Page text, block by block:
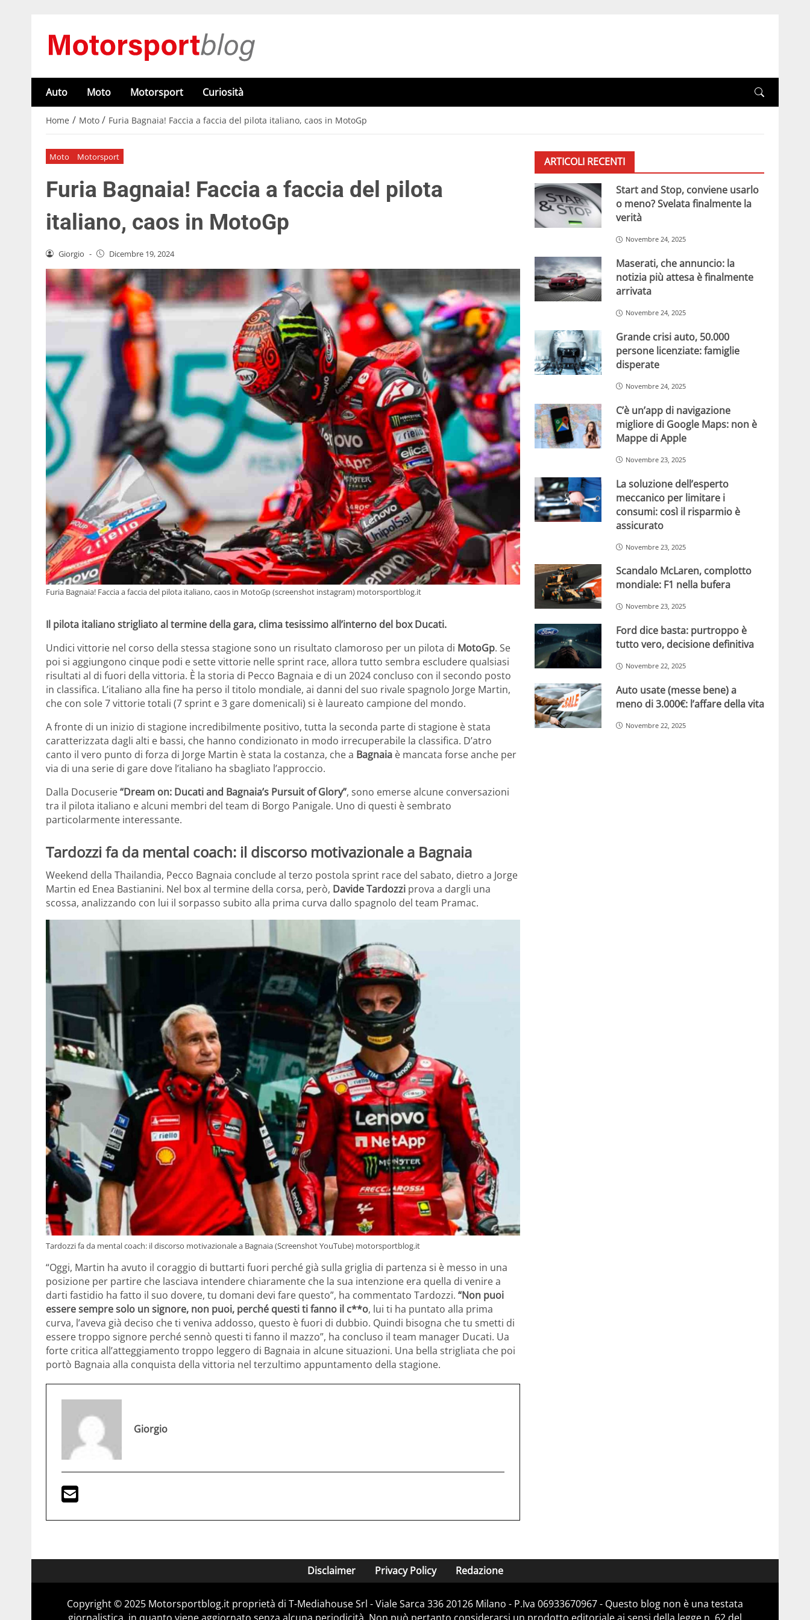
Auto Moto Motorsport Curiosità
Home / Moto / Furia Bagnaia! Faccia a faccia del pilota italiano, caos in MotoGp
Moto Motorsport
Furia Bagnaia! Faccia a faccia del pilota
italiano, caos in MotoGp
Giorgio - Dicembre 19, 2024
Furia Bagnaia! Faccia a faccia del pilota italiano, caos in MotoGp (screenshot instagram) motorsportblog.it
Il pilota italiano strigliato al termine della gara, clima tesissimo all’interno del box Ducati.
Undici vittorie nel corso della stessa stagione sono un risultato clamoroso per un pilota di MotoGp. Se
poi si aggiungono cinque podi e sette vittorie nelle sprint race, allora tutto sembra escludere qualsiasi
risultati al di fuori della vittoria. È la storia di Pecco Bagnaia e di un 2024 concluso con il secondo posto
in classifica. L’italiano alla fine ha perso il titolo mondiale, ai danni del suo rivale spagnolo Jorge Martin,
che con sole 7 vittorie totali (7 sprint e 3 gare domenicali) si è laureato campione del mondo.
A fronte di un inizio di stagione incredibilmente positivo, tutta la seconda parte di stagione è stata
caratterizzata dagli alti e bassi, che hanno condizionato in modo irrecuperabile la classifica. D’atro
canto il vero punto di forza di Jorge Martin è stata la costanza, che a Bagnaia è mancata forse anche per
via di una serie di gare dove l’italiano ha sbagliato l’approccio.
Dalla Docuserie“Dream on: Ducati and Bagnaia’s Pursuit of Glory”, sono emerse alcune conversazioni
tra il pilota italiano e alcuni membri del team di Borgo Panigale. Uno di questi è sembrato
particolarmente interessante.
Tardozzi fa da mental coach: il discorso motivazionale a Bagnaia
Weekend della Thailandia, Pecco Bagnaia conclude al terzo postola sprint race del sabato, dietro a Jorge
Martin ed Enea Bastianini. Nel box al termine della corsa, però, Davide Tardozzi prova a dargli una
scossa, analizzando con lui il sorpasso subito alla prima curva dallo spagnolo del team Pramac.
Tardozzi fa da mental coach: il discorso motivazionale a Bagnaia (Screenshot YouTube) motorsportblog.it
“Oggi, Martin ha avuto il coraggio di buttarti fuori perché già sulla griglia di partenza si è messo in una
posizione per partire che lasciava intendere chiaramente che la sua intenzione era quella di venire a
darti fastidio ha fatto il suo dovere, tu domani devi fare questo”, ha commentato Tardozzi. “Non puoi
essere sempre solo un signore, non puoi, perché questi ti fanno il c**o, lui ti ha puntato alla prima
curva, l’aveva già deciso che ti veniva addosso, questo è fuori di dubbio. Quindi bisogna che tu smetti di
essere troppo signore perché sennò questi ti fanno il mazzo”, ha concluso il team manager Ducati. Ua
forte critica all’atteggiamento troppo leggero di Bagnaia in alcune situazioni. Una bella strigliata che poi
portò Bagnaia alla conquista della vittoria nel terzultimo appuntamento della stagione.
Giorgio
ARTICOLI RECENTI
Start and Stop, conviene usarlo
o meno? Svelata finalmente la
verità
Novembre 24, 2025
Maserati, che annuncio: la
notizia più attesa è finalmente
arrivata
Novembre 24, 2025
Grande crisi auto, 50.000
persone licenziate: famiglie
disperate
Novembre 24, 2025
C’è un’app di navigazione
migliore di Google Maps: non è
Mappe di Apple
Novembre 23, 2025
La soluzione dell’esperto
meccanico per limitare i
consumi: così il risparmio è
assicurato
Novembre 23, 2025
Scandalo McLaren, complotto
mondiale: F1 nella bufera
Novembre 23, 2025
Ford dice basta: purtroppo è
tutto vero, decisione definitiva
Novembre 22, 2025
Auto usate (messe bene) a
meno di 3.000€: l’affare della vita
Novembre 22, 2025
Disclaimer Privacy Policy Redazione
Copyright © 2025 Motorsportblog.it proprietà di T-Mediahouse Srl - Viale Sarca 336 20126 Milano - P.Iva 06933670967 - Questo blog non è una testata